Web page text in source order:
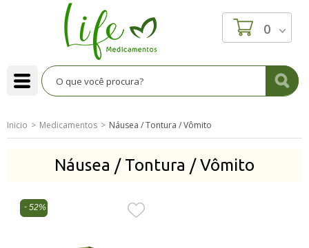
0
Inicio Medicamentos Náusea / Tontura / Vômito
Náusea / Tontura / Vômito
52%